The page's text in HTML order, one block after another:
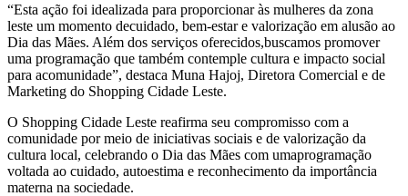
“Esta ação foi idealizada para proporcionar às mulheres da zona
leste um momento decuidado, bem-estar e valorização em alusão ao
Dia das Mães. Além dos serviços oferecidos,buscamos promover
uma programação que também contemple cultura e impacto social
para acomunidade”, destaca Muna Hajoj, Diretora Comercial e de
Marketing do Shopping Cidade Leste.
O Shopping Cidade Leste reafirma seu compromisso com a
comunidade por meio de iniciativas sociais e de valorização da
cultura local, celebrando o Dia das Mães com umaprogramação
voltada ao cuidado, autoestima e reconhecimento da importância
materna na sociedade.